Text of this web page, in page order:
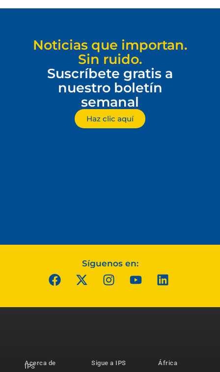
Noticias que importan.
Sin ruido.
Suscríbete gratis a
nuestro boletín
semanal
Haz clic aquí
Síguenos en:
Acerca de
IPS
Sigue a IPS
África